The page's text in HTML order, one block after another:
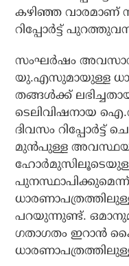
കഴിഞ്ഞ വാരമാണ്
റിപ്പോര്‍ട്ട്
സംഘര്‍ഷം
യു.എസുമായുള്ള
തങ്ങള്‍ക്ക്
ടെലിവിഷനായ
ദിവസം റിപ്പോര്‍ട്ട്
മുന്‍പുള്ള
പുനസ്ഥാപിക്കുമെന്ന്
പറയുന്നുണ്ട്.
ഗതാഗതം ഇറാന്‍